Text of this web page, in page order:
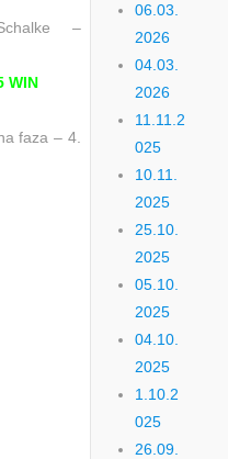
–
WIN
faza – 4.
06.03.
2026
04.03.
2026
11.11.2
025
10.11.
2025
25.10.
2025
05.10.
2025
04.10.
2025
1.10.2
025
26.09.